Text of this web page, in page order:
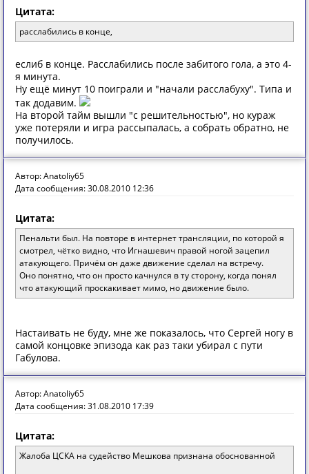
Цитата:
расслабились в конце,
еслиб в конце. Расслабились после забитого гола, а это 4-
я минута.
Ну ещё минут 10 поиграли и "начали расслабуху". Типа и
так додавим.
На второй тайм вышли "с решительностью", но кураж
уже потеряли и игра рассыпалась, а собрать обратно, не
получилось.
Автор: Anatoliy65
Дата сообщения: 30.08.2010 12:36
Цитата:
Пенальти был. На повторе в интернет трансляции, по которой я
смотрел, чётко видно, что Игнашевич правой ногой зацепил
атакующего. Причём он даже движение сделал на встречу.
Оно понятно, что он просто качнулся в ту сторону, когда понял
что атакующий проскакивает мимо, но движение было.
Настаивать не буду, мне же показалось, что Сергей ногу в
самой концовке эпизода как раз таки убирал с пути
Габулова.
Автор: Anatoliy65
Дата сообщения: 31.08.2010 17:39
Цитата:
Жалоба ЦСКА на судейство Мешкова признана обоснованной